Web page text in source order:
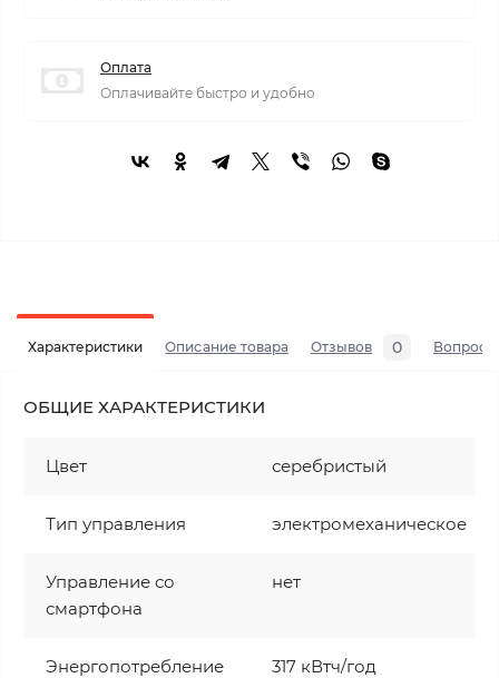
Оплата
Оплачивайте быстро и удобно
Характеристики Описание товара Отзывов 0 Вопросы
ОБЩИЕ ХАРАКТЕРИСТИКИ
Цвет серебристый
Тип управления электромеханическое
Управление со
смартфона
нет
Энергопотребление 317 кВтч/год